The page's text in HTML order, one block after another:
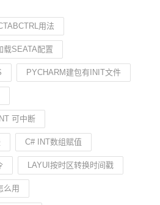
用法
载SEATA配置
PYCHARM建包有INIT文件
可中断
C# INT数组赋值
LAYUI按时区转换时间戳
么用